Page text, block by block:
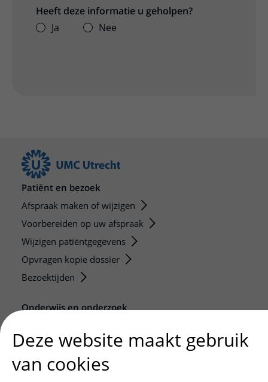
Heeft deze informatie u geholpen?
Ja
Nee
Patiënt en bezoek
Afspraak maken of wijzigen
Voorbereiden op uw afspraak
Wijzigen patiëntgegevens
Opvragen kopie dossier
Bezoektijden
Onderwijs en onderzoek
De Nieuwe Utrechtse School
Stage en opleidingsplaatsen
Deze website maakt gebruik
van cookies